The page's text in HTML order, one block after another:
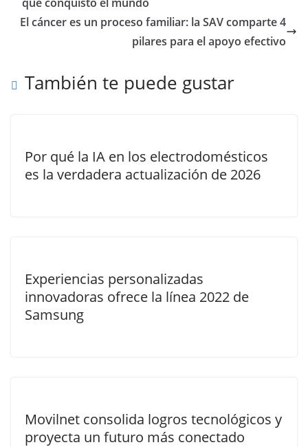
El cáncer es un proceso familiar: la SAV comparte 4
pilares para el apoyo efectivo
También te puede gustar
Por qué la IA en los electrodomésticos
es la verdadera actualización de 2026
Experiencias personalizadas
innovadoras ofrece la línea 2022 de
Samsung
Movilnet consolida logros tecnológicos y
proyecta un futuro más conectado